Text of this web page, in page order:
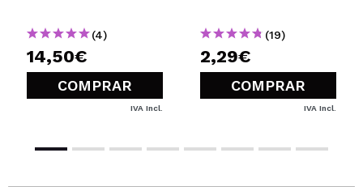
(4)
14,50€
COMPRAR
IVA Incl.
(19)
2,29€
COMPRAR
IVA Incl.